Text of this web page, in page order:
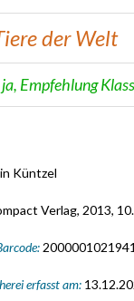
der Welt
ja, Empfehlung
Küntzel
Verlag, 2013,
2000001021941
erfasst am: